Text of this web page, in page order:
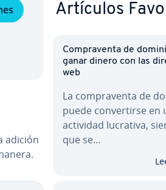
adición
Artículos
Co­m­pra­ve­n­ta de
ganar dinero con las
web
La co­m­pra­ve­n­ta de
puede co­n­ve­r­ti­r­se en
actividad lucrativa,
que se…